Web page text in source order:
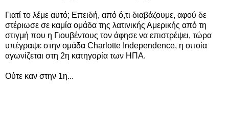
Γιατί το λέμε αυτό; Επειδή, από ό,τι διαβάζουμε, αφού δε
στέριωσε σε καμία ομάδα της λατινικής Αμερικής από τη
στιγμή που η Γιουβέντους τον άφησε να επιστρέψει, τώρα
υπέγραψε στην ομάδα Charlotte Independence, η οποία
αγωνίζεται στη 2η κατηγορία των ΗΠΑ.
Ούτε καν στην 1η...